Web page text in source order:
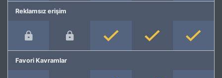
Reklamsız erişim
Favori Kavramlar